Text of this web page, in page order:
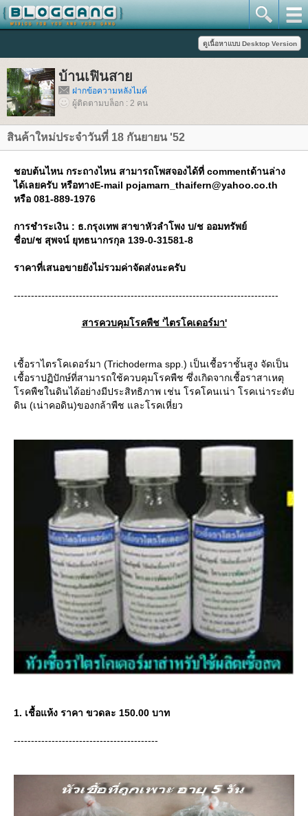
บ้านเฟินสา
ฝากข้อความหลังไมค์
ผู้ติดตามบล็อก : 2 คน
สินค้าใหม่ประจำวันที่ 18 กันยายน '52
ชอบต้นไหน กระถางไหน สามารถโพสจองได้ที่ commentด้านล่าง
ได้เลยครับ หรือทางE-mail pojamarn_thaifern@yahoo.co.th
หรือ 081-889-1976
การชำระเงิน : ธ.กรุงเทพ สาขาหัวลำโพง บ/ช ออมทรัพย์
ชื่อบ/ช สุพจน์ ยุทธนากรกุล 139-0-31581-8
ราคาที่เสนอขายยังไม่รวมค่าจัดส่งนะครับ
-----------------------------------------------------------------------------
สารควบคุมโรคพืช 'ไตรโคเดอร์มา'
เชื้อราไตรโคเดอร์มา (Trichoderma spp.) เป็นเชื้อราชั้นสูง จัดเป็น
เชื้อราปฏิปักษ์ที่สามารถใช้ควบคุมโรคพืช ซึ่งเกิดจากเชื้อราสาเหตุ
รคพืชในดินได้อย่างมีประสิทธิภาพ เช่น โรคโคนเน่า โรคเน่าระดับ
ดิน (เน่าคอดิน)ของกล้าพืช และโรคเหี่ยว
1. เชื้อแห้ง ราคา ขวดละ 150.00 บาท
------------------------------------------